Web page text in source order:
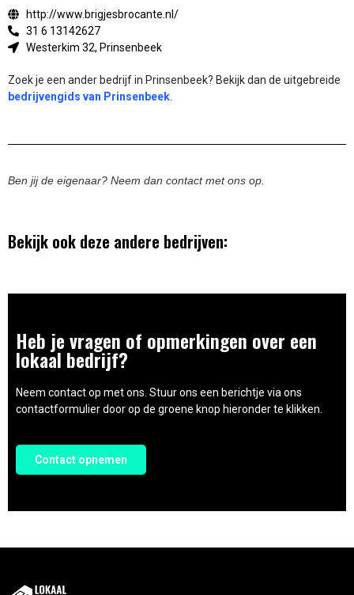
http://www.brigjesbrocante.nl/
31 6 13142627
Westerkim 32, Prinsenbeek
Zoek je een ander bedrijf in Prinsenbeek? Bekijk dan de uitgebreide
bedrijvengids van Prinsenbeek
Ben jij de eigenaar? Neem dan contact met ons op.
Bekijk ook deze andere bedrijven:
Heb je vragen of opmerkingen over een
lokaal bedrijf?
Neem contact op met ons. Stuur ons een berichtje via ons
contactformulier door op de groene knop hieronder te klikken.
Contact opnemen